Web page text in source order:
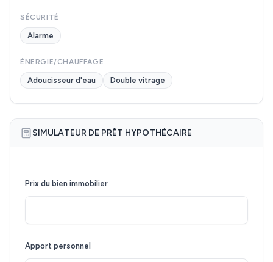
SÉCURITÉ
Alarme
ÉNERGIE/CHAUFFAGE
Adoucisseur d'eau Double vitrage
SIMULATEUR DE PRÊT HYPOTHÉCAIRE
Prix du bien immobilier
Apport personnel